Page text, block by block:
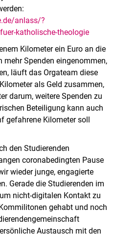
anlass/?
katholische-theologie
Kilometer ein Euro an die
Spenden eingenommen,
läuft das Orgateam diese
als Geld zusammen,
darum, weitere Spenden zu
Beteiligung kann auch
gefahrene Kilometer soll
den Studierenden
coronabedingten Pause
wieder junge, engagierte
Gerade die Studierenden im
nicht-digitalen Kontakt zu
gehabt und noch
Austausch mit den